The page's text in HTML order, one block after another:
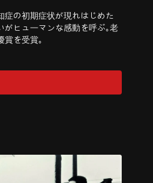
症の初期症状が現れはじめた
がヒュ―マンな感動を呼ぶ｡老
賞を受賞｡